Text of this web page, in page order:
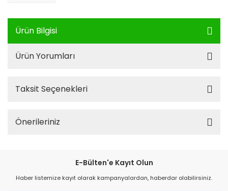
Ürün Bilgisi
Ürün Yorumları
Taksit Seçenekleri
Önerileriniz
E-Bülten'e Kayıt Olun
Haber listemize kayıt olarak kampanyalardan, haberdar olabilirsiniz.